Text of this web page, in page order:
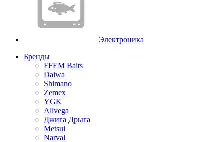
Электроника
Бренды
FFEM Baits
Daiwa
Shimano
Zemex
YGK
Allvega
Джига Дрыга
Metsui
Narval